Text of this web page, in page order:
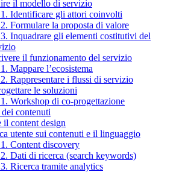
il modello di servizio
Identificare gli attori coinvolti
Formulare la proposta di valore
Inquadrare gli elementi costitutivi del
il funzionamento del servizio
Mappare l’ecosistema
Rappresentare i flussi di servizio
le soluzioni
Workshop di co-progettazione
contenuti
il content design
utente sui contenuti e il linguaggio
Content discovery
Dati di ricerca (search keywords)
Ricerca tramite analytics